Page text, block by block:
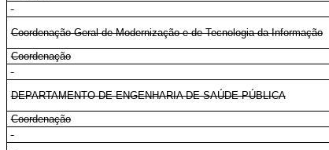
Coordenação-Geral de Modernização e de Tecnologia da Informação
Coordenação
DEPARTAMENTO DE ENGENHARIA DE SAÚDE PÚBLICA
Coordenação